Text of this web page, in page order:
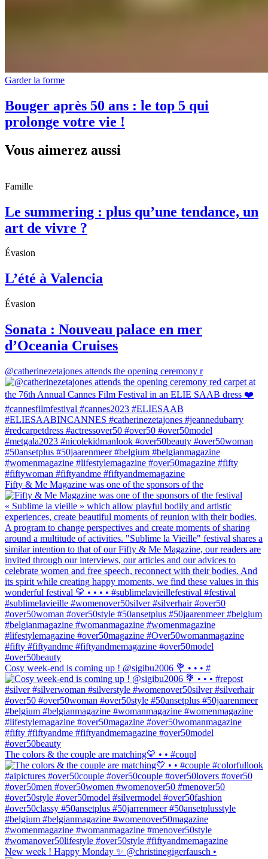
Garder la forme
Bouger après 50 ans : le top 5 qui
prolonge votre vie !
Vous aimerez aussi
Famille
Le summering : plus qu’une tendance, un
art de vivre ?
Évasion
L’été à Valencia
Évasion
Sonata : Nouveau palace en mer
d’Oceania Cruises
@catherinezetajones attends the opening ceremony r
Fifty & Me Magazine was one of the sponsors of the
Cosy week-end is coming up ! @sigibu2006 💐 • • • #
The colors & the couple are matching💛 • • #coupl
New week ! Happy Monday ✨ @christinegigerfausch •